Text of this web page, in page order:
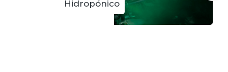
Hidropónico